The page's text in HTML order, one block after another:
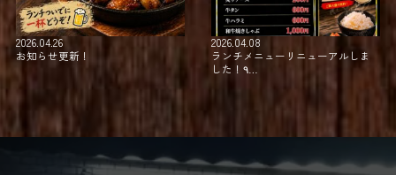
2026.04.26
お知らせ更新！
2026.04.08
ランチメニューリニューアルしま
した！⁡٩…